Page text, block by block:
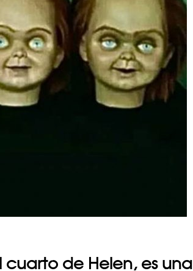
de Helen, es una